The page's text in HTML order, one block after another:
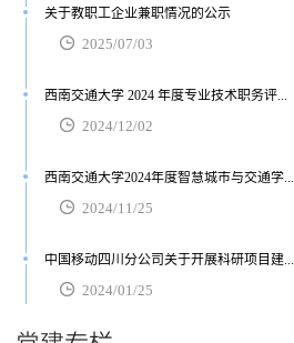
关于教职工企业兼职情况的公示
2025/07/03
西南交通大学 2024 年度专业技术职务评...
2024/12/02
西南交通大学2024年度智慧城市与交通学...
2024/11/25
中国移动四川分公司关于开展科研项目建...
2024/01/25